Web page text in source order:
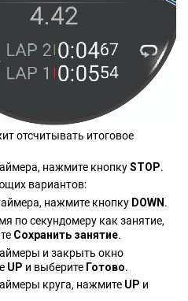
отсчитывать итоговое
нажмите кнопкуSTOP.
вариантов:
нажмите кнопку DOWN .
по секундомеру как занятие,
Сохранить занятие.
и закрыть окно
UP и выберите Готово.
круга, нажмите UP и